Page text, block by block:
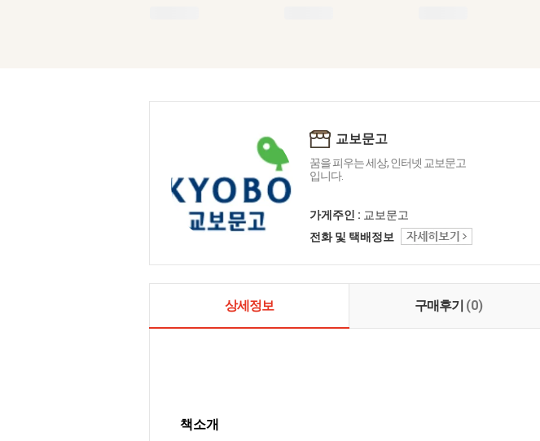
교보문고
꿈을 피우는 세상, 인터넷 교보문고
입니다.
가게주인 : 교보문고
전화 및 택배정보
상세정보 구매후기 (0)
책소개